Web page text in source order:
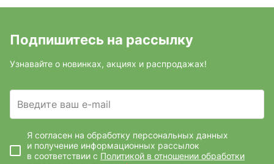
Подпишитесь на рассылку
Узнавайте о новинках, акциях и распродажах!
Введите ваш e-mail
Я согласен на обработку персональных данных
и получение информационных рассылок
в соответствии с Политикой в отношении обработки